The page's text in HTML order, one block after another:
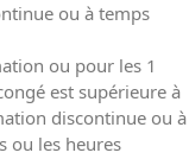
ou à temps
ou pour les 1
est supérieure à
discontinue ou à
ou les heures